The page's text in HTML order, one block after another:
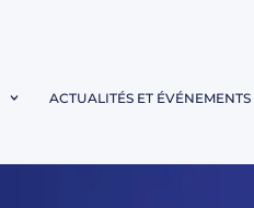
ACTUALITÉS ET ÉVÉNEMENTS